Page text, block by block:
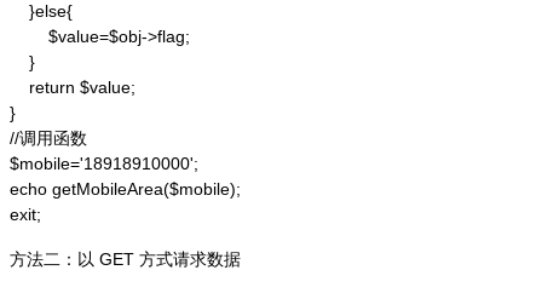
    }else{
        $value=$obj->flag;
    }
    return $value;
}
//调用函数
$mobile='18918910000';
echo getMobileArea($mobile);
exit;
方法二：以 GET 方式请求数据